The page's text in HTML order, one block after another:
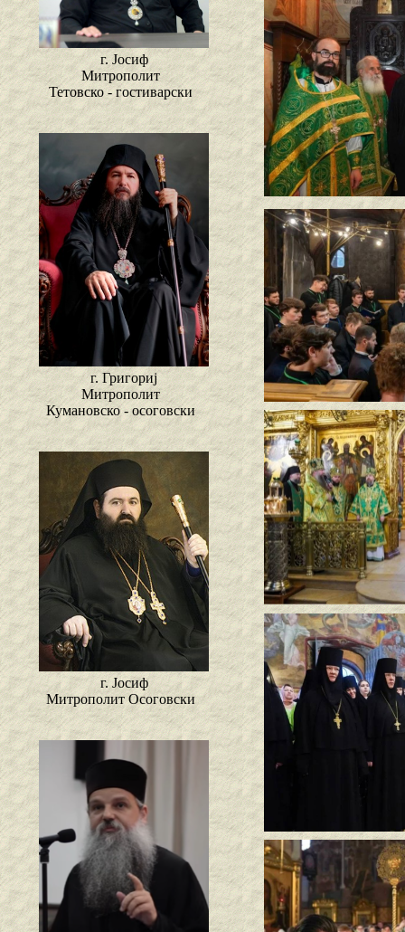
г. Јосиф
Митрополит
Тетовско - гостиварски
г. Григориј
Митрополит
Кумановско - осоговски
г. Јосиф
Митрополит Осоговски